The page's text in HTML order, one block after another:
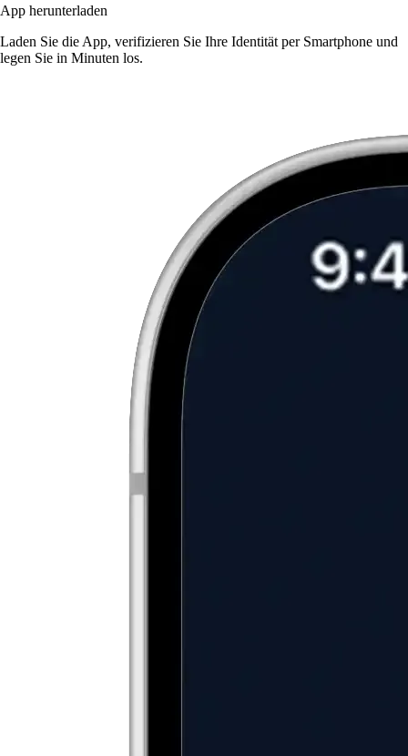
App herunterladen
Laden Sie die App, verifizieren Sie Ihre Identität per Smartphone und
legen Sie in Minuten los.